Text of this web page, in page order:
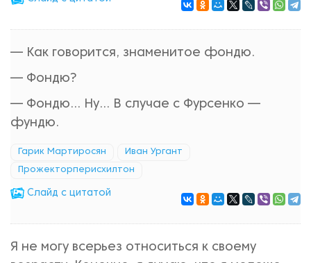
— Как говорится, знаменитое фондю.
— Фондю?
— Фондю... Ну... В случае с Фурсенко —
фундю.
Гарик Мартиросян Иван Ургант
Прожекторперисхилтон
Cлайд с цитатой
Я не могу всерьез относиться к своему